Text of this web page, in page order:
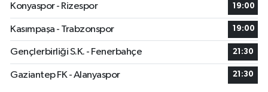
Konyaspor - Rizespor
19:00
Kasımpaşa - Trabzonspor 19:00
Gençlerbirliği S.K. - Fenerbahçe 21:30
Gaziantep FK - Alanyaspor 21:30